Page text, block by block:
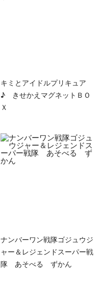
キミとアイドルプリキュア
♪ きせかえマグネットＢＯ
Ｘ
ナンバーワン戦隊ゴジュウジ
ャー＆レジェンドスーパー戦
隊 あそべる ずかん